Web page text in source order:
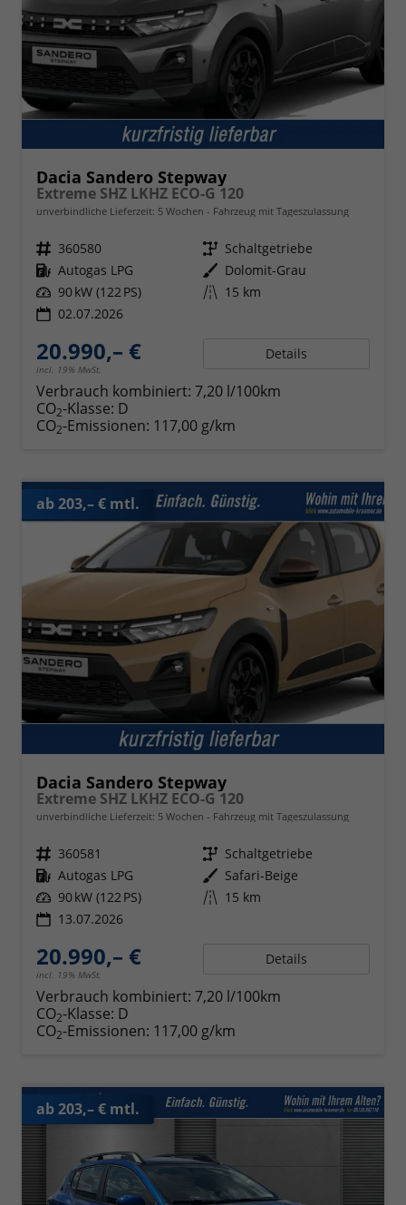
Dacia Sandero Stepway
Extreme SHZ LKHZ ECO-G 120
unverbindliche Lieferzeit: 5 Wochen Fahrzeug mit Tageszulassung
Fahrzeugnr. 360580 Getriebe Schaltgetriebe
Kraftstoff Autogas LPG Außenfarbe Dolomit-Grau
Leistung 90 kW (122 PS) Kilometerstand 15 km
02.07.2026
20.990,– €
incl. 19% MwSt.
Details
Verbrauch kombiniert: 7,20 l/100km
CO2-Klasse: D
CO2-Emissionen: 117,00 g/km
ab 203,– € mtl.
Dacia Sandero Stepway
Extreme SHZ LKHZ ECO-G 120
unverbindliche Lieferzeit: 5 Wochen Fahrzeug mit Tageszulassung
Fahrzeugnr. 360581 Getriebe Schaltgetriebe
Kraftstoff Autogas LPG Außenfarbe Safari-Beige
Leistung 90 kW (122 PS) Kilometerstand 15 km
13.07.2026
20.990,– €
incl. 19% MwSt.
Details
Verbrauch kombiniert: 7,20 l/100km
CO2-Klasse: D
CO2-Emissionen: 117,00 g/km
ab 203,– € mtl.